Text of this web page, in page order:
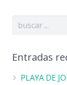
Entradas
PLAYA DE